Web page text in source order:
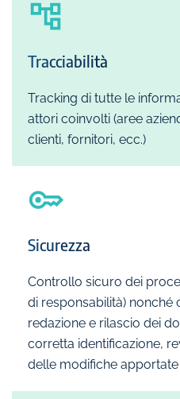
Tracciabilità
Tracking di tutte le
attori coinvolti (aree
clienti, fornitori, ecc.)
Sicurezza
Controllo sicuro dei
di responsabilità)
redazione e rilascio dei
corretta identificazione,
delle modifiche